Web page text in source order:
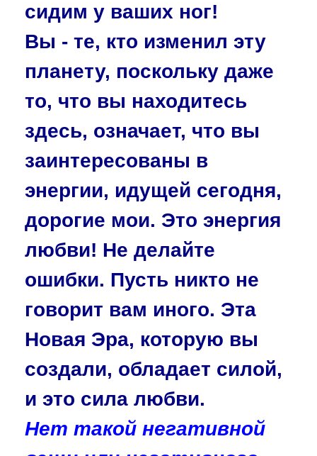
сидим у ваших ног!
Вы - те, кто изменил эту
планету, поскольку даже
то, что вы находитесь
здесь, означает, что вы
заинтересованы в
энергии, идущей сегодня,
дорогие мои. Это энергия
любви! Не делайте
ошибки. Пусть никто не
говорит вам иного. Эта
Новая Эра, которую вы
создали, обладает силой,
и это сила любви.
Нет такой негативной